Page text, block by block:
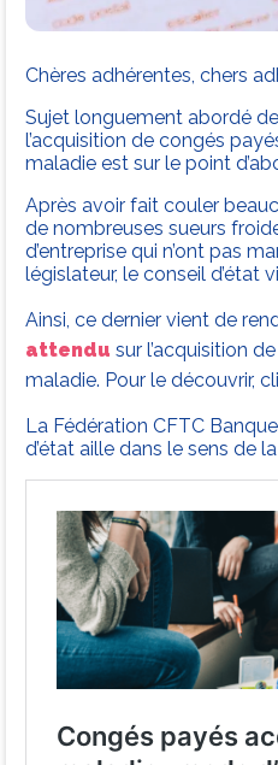
Chères adhérentes, chers
Sujet longuement abordé
l’acquisition de congés
maladie est sur le point
Après avoir fait couler
de nombreuses sueurs
d’entreprise qui n’ont pas
législateur, le conseil d’état
Ainsi, ce dernier vient de
attendu sur l’acquisition
maladie. Pour le découvrir,
La Fédération CFTC
d’état aille dans le sens de